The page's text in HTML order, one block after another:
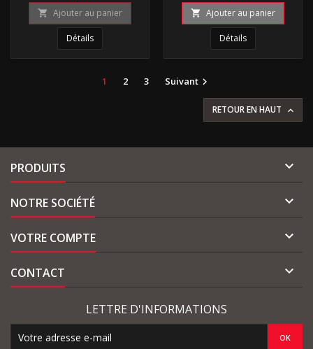
 Ajouter au panier
Détails
 Ajouter au panier
Détails
1 2 3 Suivant 
RETOUR EN HAUT 
PRODUITS 
NOTRE SOCIÉTÉ 
VOTRE COMPTE 
CONTACT 
LETTRE D'INFORMATIONS